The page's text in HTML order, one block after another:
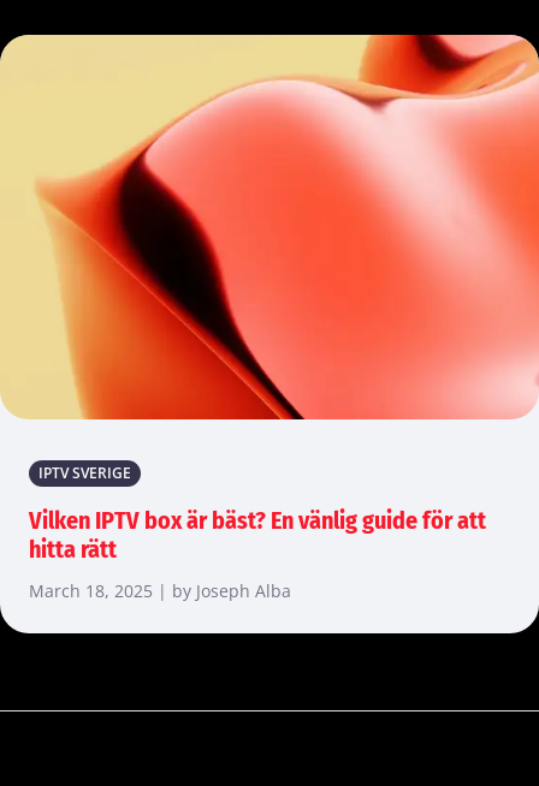
IPTV SVERIGE
Vilken IPTV box är bäst? En vänlig guide för att
hitta rätt
March 18, 2025 | by Joseph Alba